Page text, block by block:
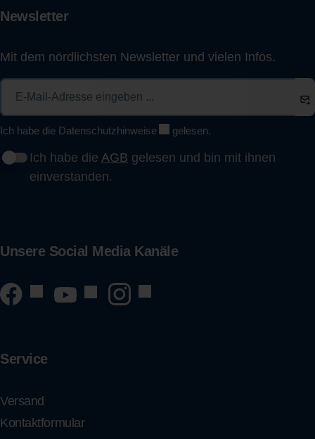
Newsletter
Mit dem nördlichsten Newsletter und vielen Infos.
Ich habe die Datenschutzhinweise gelesen.
Ich habe die AGB gelesen und bin mit ihnen
einverstanden.
Service
Versand
Kontaktformular
Unsere Social Media Kanäle